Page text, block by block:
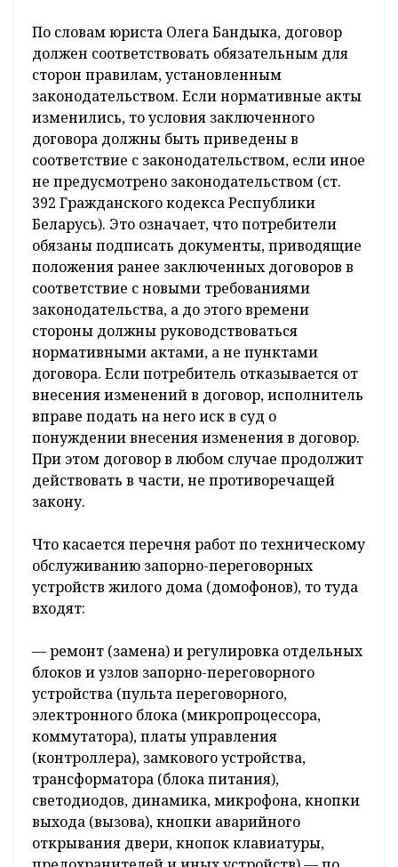
По словам юриста Олега Бандыка, договор
должен соответствовать обязательным для
сторон правилам, установленным
законодательством. Если нормативные акты
изменились, то условия заключенного
договора должны быть приведены в
соответствие с законодательством, если иное
не предусмотрено законодательством (ст.
392 Гражданского кодекса Республики
Беларусь). Это означает, что потребители
обязаны подписать документы, приводящие
положения ранее заключенных договоров в
соответствие с новыми требованиями
законодательства, а до этого времени
стороны должны руководствоваться
нормативными актами, а не пунктами
договора. Если потребитель отказывается от
внесения изменений в договор, исполнитель
вправе подать на него иск в суд о
понуждении внесения изменения в договор.
При этом договор в любом случае продолжит
действовать в части, не противоречащей
закону.
Что касается перечня работ по техническому
обслуживанию запорно-переговорных
устройств жилого дома (домофонов), то туда
входят:
— ремонт (замена) и регулировка отдельных
блоков и узлов запорно-переговорного
устройства (пульта переговорного,
электронного блока (микропроцессора,
коммутатора), платы управления
(контроллера), замкового устройства,
трансформатора (блока питания),
светодиодов, динамика, микрофона, кнопки
выхода (вызова), кнопки аварийного
открывания двери, кнопок клавиатуры,